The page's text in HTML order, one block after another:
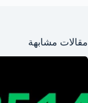
مقالات مشابهة